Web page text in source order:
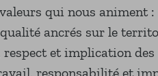
qui nous animent :
ancrés sur le
et implication des
responsabilité et